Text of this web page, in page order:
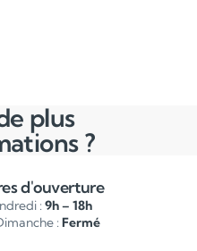
plus
?
d'ouverture
: 9h – 18h
: Fermé